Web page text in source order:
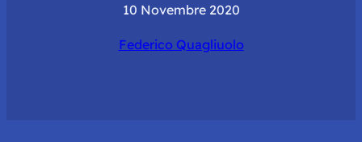
10 Novembre 2020
Federico Quagliuolo